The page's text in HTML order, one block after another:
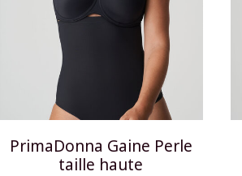
PrimaDonna Gaine Perle
taille haute